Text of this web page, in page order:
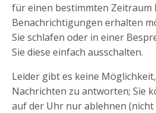
für einen bestimmten Zeitraum
Benachrichtigungen erhalten
Sie schlafen oder in einer
Sie diese einfach ausschalten.
Leider gibt es keine
Nachrichten zu antworten; Sie
auf der Uhr nur ablehnen (nicht